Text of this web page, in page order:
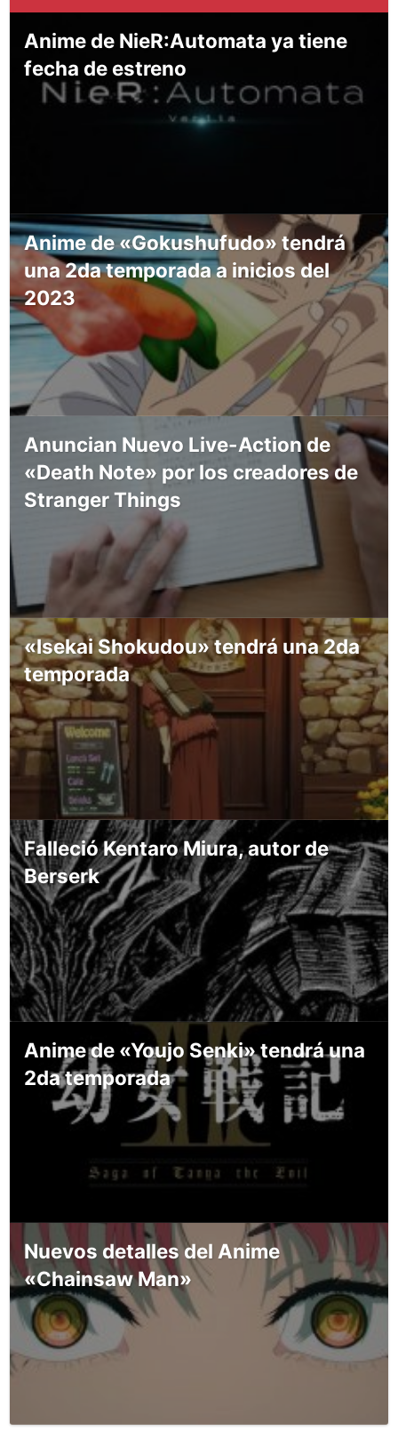
Anime de NieR:Automata ya tiene
fecha de estreno
Anime de «Gokushufudo» tendrá
una 2da temporada a inicios del
2023
Anuncian Nuevo Live-Action de
«Death Note» por los creadores de
Stranger Things
«Isekai Shokudou» tendrá una 2da
temporada
Falleció Kentaro Miura, autor de
Berserk
Anime de «Youjo Senki» tendrá una
2da temporada
Nuevos detalles del Anime
«Chainsaw Man»